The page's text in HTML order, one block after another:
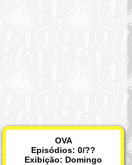
OVA
Episódios: 0/??
Exibição: Domingo